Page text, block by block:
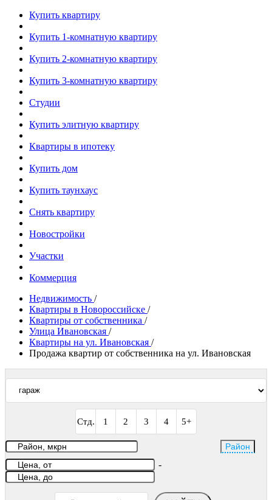
Купить квартиру
Купить 1-комнатную квартиру
Купить 2-комнатную квартиру
Купить 3-комнатную квартиру
Студии
Купить элитную квартиру
Квартиры в ипотеку
Купить дом
Купить таунхаус
Снять квартиру
Новостройки
Участки
Коммерция
Недвижимость /
Квартиры в Новороссийске /
Квартиры от собственника /
Улица Ивановская /
Квартиры на ул. Ивановская /
Продажа квартир от собственника на ул. Ивановская
Стд. 1 2 3 4 5+
Район
-